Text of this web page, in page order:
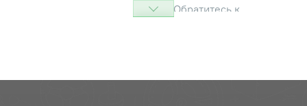
Обратитесь к
консультанту